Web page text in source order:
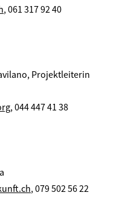
, 061 317 92 40
Projektleiterin
, 044 447 41 38
, 079 502 56 22